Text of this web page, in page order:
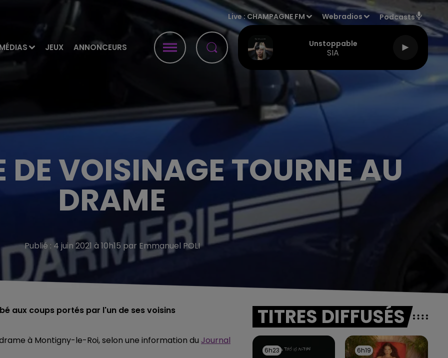
MÉDIAS JEUX ANNONCEURS
Live :CHAMPAGNE FM Webradios Podcasts
Unstoppable
SIA
DE VOISINAGE TOURNE AU
DRAME
Publié : 4 juin 2021 à 10h15 par Emmanuel POLI
aux coups portés par l'un de ses voisins
à Montigny-le-Roi, selon une information du Journal
TITRES DIFFUSÉS
6h23
6h23 6h19
6h19